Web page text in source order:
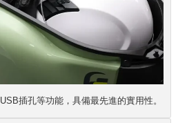
插孔等功能，具備最先進的實用性。